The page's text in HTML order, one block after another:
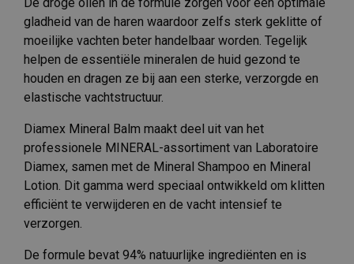
gladheid van de haren waardoor zelfs sterk geklitte of
moeilijke vachten beter handelbaar worden. Tegelijk
helpen de essentiële mineralen de huid gezond te
houden en dragen ze bij aan een sterke, verzorgde en
elastische vachtstructuur.
Diamex Mineral Balm maakt deel uit van het
professionele MINERAL-assortiment van Laboratoire
Diamex, samen met de Mineral Shampoo en Mineral
Lotion. Dit gamma werd speciaal ontwikkeld om klitten
efficiënt te verwijderen en de vacht intensief te
verzorgen.
De formule bevat 94% natuurlijke ingrediënten en is